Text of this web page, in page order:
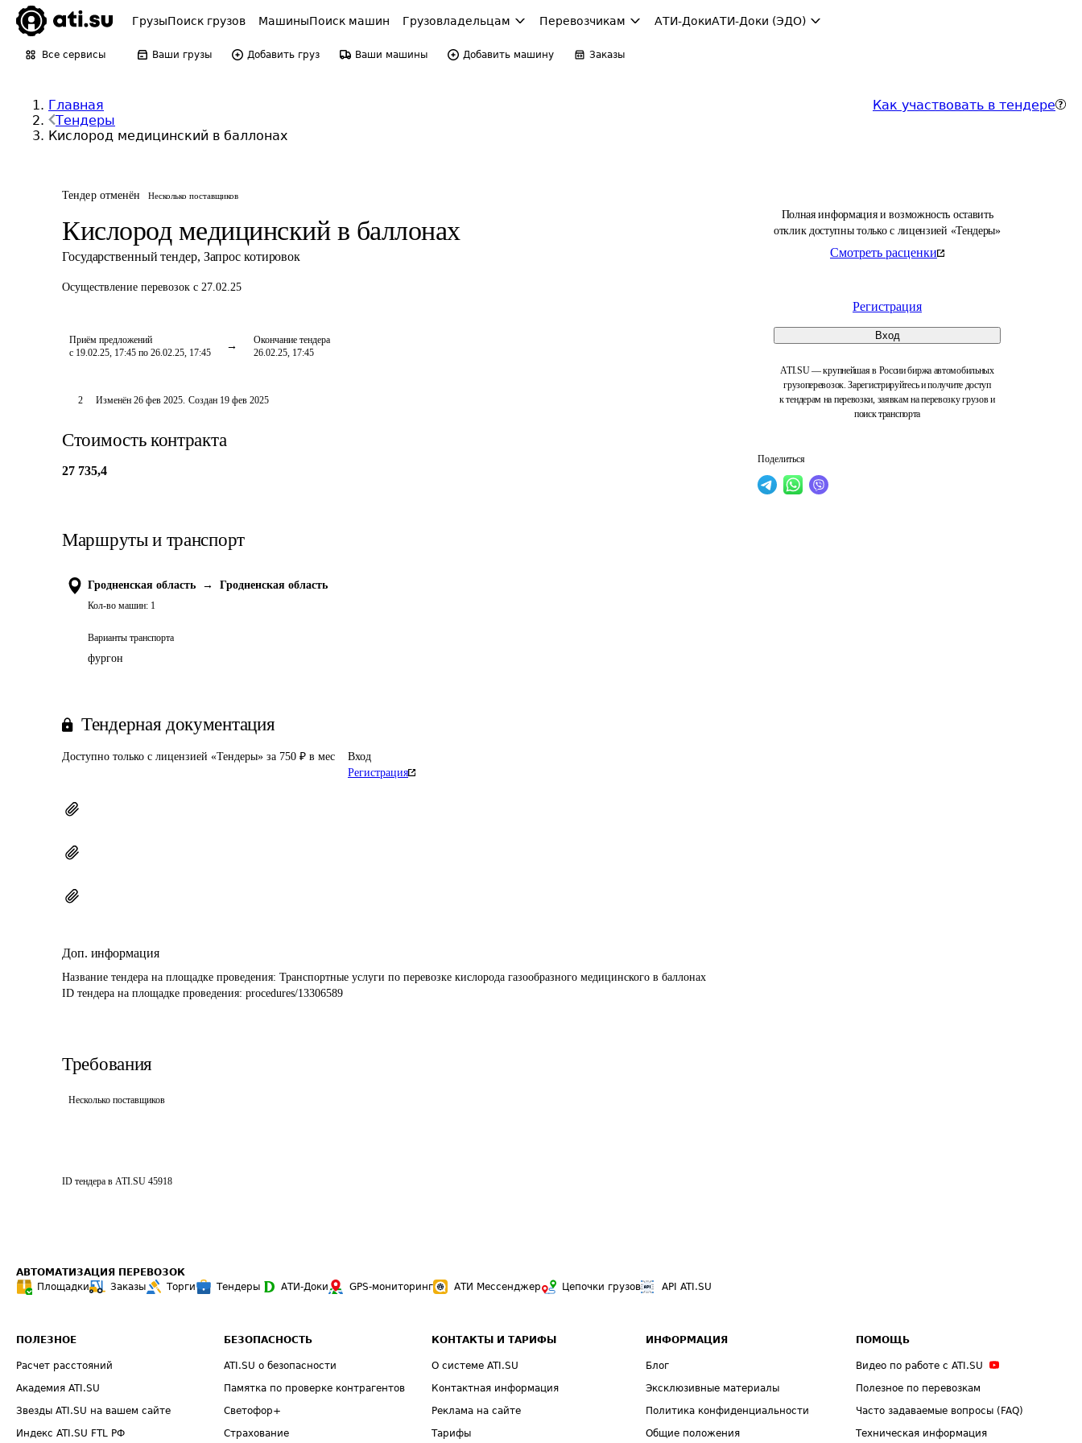
ГрузыПоиск грузов МашиныПоиск машин Грузовладельцам Перевозчикам АТИ-ДокиАТИ-Доки (ЭДО)
Все сервисы Ваши грузы Добавить груз Ваши машины Добавить машину Заказы
Главная
Тендеры
Кислород медицинский в баллонах
Как участвовать в тендере
Тендер отменён Несколько поставщиков
Кислород медицинский в баллонах
Государственный тендер, Запрос котировок
Осуществление перевозок с 27.02.25
Приём предложений
с 19.02.25, 17:45 по 26.02.25, 17:45
Окончание тендера
26.02.25, 17:45
Полная информация и возможность оставить
отклик доступны только с лицензией «Тендеры»
Смотреть расценки
Регистрация
Вход
ATI.SU — крупнейшая в России биржа автомобильных
грузоперевозок. Зарегистрируйтесь и получите доступ
к тендерам на перевозки, заявкам на перевозку грузов и
поиск транспорта
Поделиться
2 Изменён 26 фев 2025. Создан 19 фев 2025
Стоимость контракта
27 735,4
Маршруты и транспорт
Гродненская область → Гродненская область
Кол-во машин: 1
Варианты транспорта
фургон
Тендерная документация
Доступно только с лицензией «Тендеры» за 750 ₽ в мес
Вход
Регистрация
Доп. информация
Название тендера на площадке проведения: Транспортные услуги по перевозке кислорода газообразного медицинского в баллонах
ID тендера на площадке проведения: procedures/13306589
Требования
Несколько поставщиков
ID тендера в ATI.SU 45918
АВТОМАТИЗАЦИЯ ПЕРЕВОЗОК
Площадки
Заказы Торги Тендеры АТИ-Доки GPS-мониторинг АТИ Мессенджер Цепочки грузов API ATI.SU
ПОЛЕЗНОЕ
Расчет расстояний
Академия ATI.SU
Звезды ATI.SU на вашем сайте
Индекс ATI.SU FTL РФ
БЕЗОПАСНОСТЬ
ATI.SU о безопасности
Памятка по проверке контрагентов
Светофор+
Страхование
КОНТАКТЫ И ТАРИФЫ
О системе ATI.SU
Контактная информация
Реклама на сайте
Тарифы
ИНФОРМАЦИЯ
Блог
Эксклюзивные материалы
Политика конфиденциальности
Общие положения
ПОМОЩЬ
Видео по работе с ATI.SU
Полезное по перевозкам
Часто задаваемые вопросы (FAQ)
Техническая информация